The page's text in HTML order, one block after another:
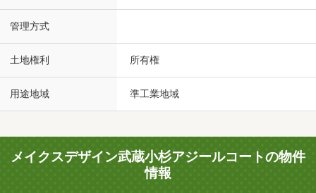
管理方式
土地権利 所有権
用途地域 準工業地域
メイクスデザイン武蔵小杉アジールコートの物件
情報